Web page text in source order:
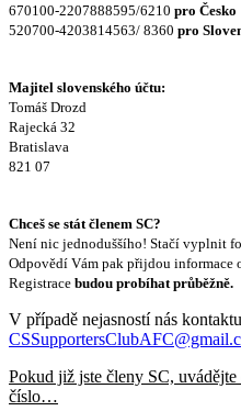
670100-2207888595/6210 pro Česko
520700-4203814563/ 8360 pro
Majitel slovenského účtu:
Tomáš Drozd
Rajecká 32
Bratislava
821 07
Chceš se stát členem SC?
Není nic jednoduššího! Stačí vyplnit
Odpovědí Vám pak přijdou informace
Registrace budou probíhat průběžně.
V případě nejasností nás
Pokud již jste členy SC,
číslo…